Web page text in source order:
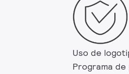
Uso de
Programa